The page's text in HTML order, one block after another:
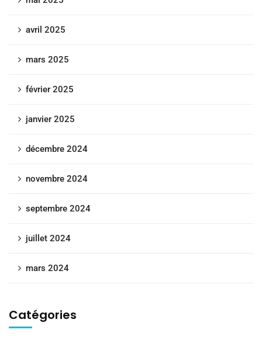
avril 2025
mars 2025
février 2025
janvier 2025
décembre 2024
novembre 2024
septembre 2024
juillet 2024
mars 2024
Catégories